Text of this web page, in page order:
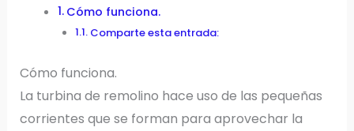
Cómo funciona.
Comparte esta entrada:
Cómo funciona.
La turbina de remolino hace uso de las pequeñas
corrientes que se forman para aprovechar la